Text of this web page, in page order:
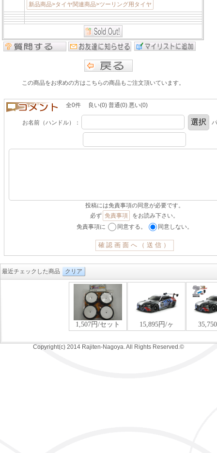
新品商品>タイヤ関連商品>ツーリング用タイヤ
この商品をお求めの方はこちらの商品もご注文頂いています。
全0件 良い(0) 普通(0) 悪い(0)
お名前（ハンドル）：
投稿には免責事項の同意が必要です。
必ず 免責事項
をお読み下さい。
免責事項に
同意する。 同意しない。
最近チェックした商品 クリア
Copyright(c) 2014 Rajiten-Nagoya. All Rights Reserved.©